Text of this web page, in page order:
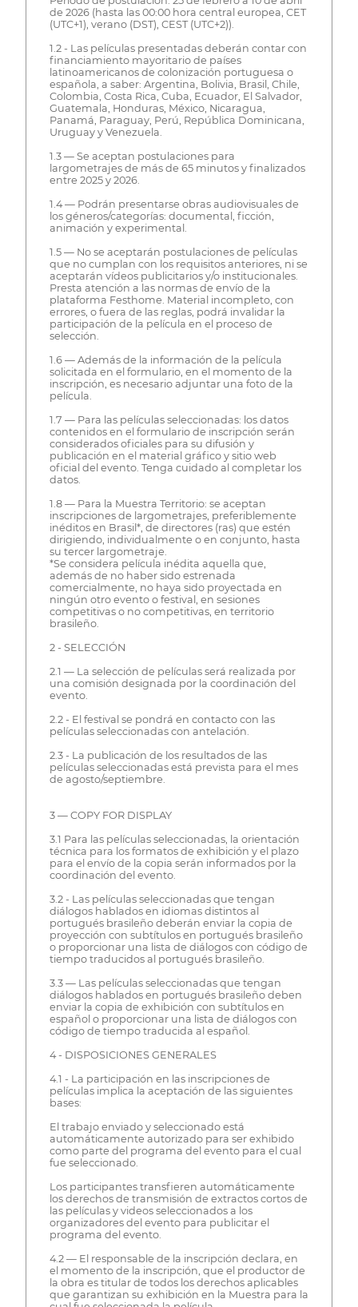
de 2026 (hasta las 00:00 hora central europea, CET
(UTC+1), verano (DST), CEST (UTC+2)).
1.2 - Las películas presentadas deberán contar con
financiamiento mayoritario de países
latinoamericanos de colonización portuguesa o
española, a saber: Argentina, Bolivia, Brasil, Chile,
Colombia, Costa Rica, Cuba, Ecuador, El Salvador,
Guatemala, Honduras, México, Nicaragua,
Panamá, Paraguay, Perú, República Dominicana,
Uruguay y Venezuela.
1.3 — Se aceptan postulaciones para
largometrajes de más de 65 minutos y finalizados
entre 2025 y 2026.
1.4 — Podrán presentarse obras audiovisuales de
los géneros/categorías: documental, ficción,
animación y experimental.
1.5 — No se aceptarán postulaciones de películas
que no cumplan con los requisitos anteriores, ni se
aceptarán vídeos publicitarios y/o institucionales.
Presta atención a las normas de envío de la
plataforma Festhome. Material incompleto, con
errores, o fuera de las reglas, podrá invalidar la
participación de la película en el proceso de
selección.
1.6 — Además de la información de la película
solicitada en el formulario, en el momento de la
inscripción, es necesario adjuntar una foto de la
película.
1.7 — Para las películas seleccionadas: los datos
contenidos en el formulario de inscripción serán
considerados oficiales para su difusión y
publicación en el material gráfico y sitio web
oficial del evento. Tenga cuidado al completar los
datos.
1.8 — Para la Muestra Territorio: se aceptan
inscripciones de largometrajes, preferiblemente
inéditos en Brasil*, de directores (ras) que estén
dirigiendo, individualmente o en conjunto, hasta
su tercer largometraje.
*Se considera película inédita aquella que,
además de no haber sido estrenada
comercialmente, no haya sido proyectada en
ningún otro evento o festival, en sesiones
competitivas o no competitivas, en territorio
brasileño.
2 - SELECCIÓN
2.1 — La selección de películas será realizada por
una comisión designada por la coordinación del
evento.
2.2 - El festival se pondrá en contacto con las
películas seleccionadas con antelación.
2.3 - La publicación de los resultados de las
películas seleccionadas está prevista para el mes
de agosto/septiembre.
3 — COPY FOR DISPLAY
3.1 Para las películas seleccionadas, la orientación
técnica para los formatos de exhibición y el plazo
para el envío de la copia serán informados por la
coordinación del evento.
3.2 - Las películas seleccionadas que tengan
diálogos hablados en idiomas distintos al
portugués brasileño deberán enviar la copia de
proyección con subtítulos en portugués brasileño
o proporcionar una lista de diálogos con código de
tiempo traducidos al portugués brasileño.
3.3 — Las películas seleccionadas que tengan
diálogos hablados en portugués brasileño deben
enviar la copia de exhibición con subtítulos en
español o proporcionar una lista de diálogos con
código de tiempo traducida al español.
4 - DISPOSICIONES GENERALES
4.1 - La participación en las inscripciones de
películas implica la aceptación de las siguientes
bases:
El trabajo enviado y seleccionado está
automáticamente autorizado para ser exhibido
como parte del programa del evento para el cual
fue seleccionado.
Los participantes transfieren automáticamente
los derechos de transmisión de extractos cortos de
las películas y videos seleccionados a los
organizadores del evento para publicitar el
programa del evento.
4.2 — El responsable de la inscripción declara, en
el momento de la inscripción, que el productor de
la obra es titular de todos los derechos aplicables
que garantizan su exhibición en la Muestra para la